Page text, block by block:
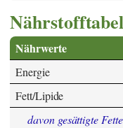
Nährwerte
Energie
Fett/Lipide
davon gesättigte Fette